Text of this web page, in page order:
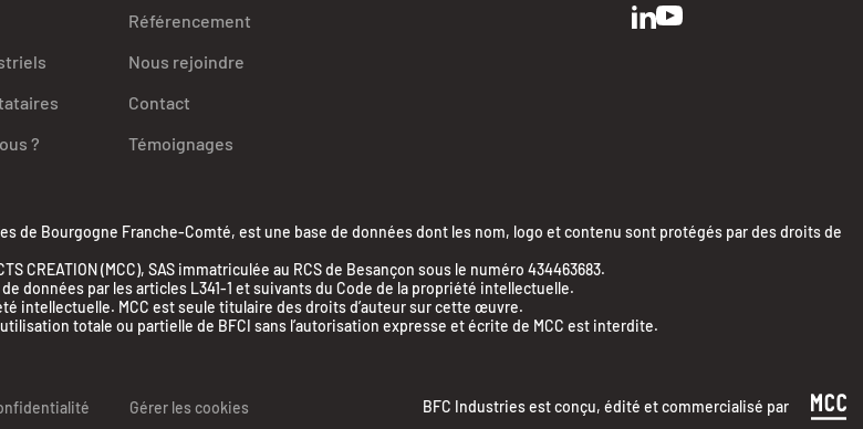
?
Référencement
Nous rejoindre
Contact
Témoignages
de Bourgogne Franche-Comté, est une base de données dont les nom, logo et contenu sont protégés par des droits de
(MCC), SAS immatriculée au RCS de Besançon sous le numéro 434463683.
données par les articles L341-1 et suivants du Code de la propriété intellectuelle.
intellectuelle. MCC est seule titulaire des droits d’auteur sur cette œuvre.
totale ou partielle de BFCI sans l’autorisation expresse et écrite de MCC est interdite.
Gérer les cookies BFC Industries est conçu, édité et commercialisé par